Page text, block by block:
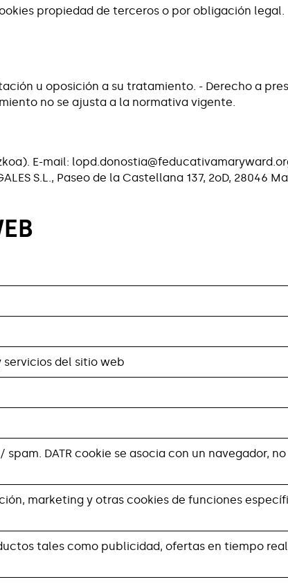
propiedad de terceros o por obligación legal.
u oposición a su tratamiento. - Derecho a
no se ajusta a la normativa vigente.
E-mail:
S.L., Paseo de la Castellana 137, 2oD, 28046
del sitio web
DATR cookie se asocia con un navegador, no
marketing y otras cookies de funciones
tales como publicidad, ofertas en tiempo